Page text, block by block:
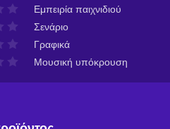
Εμπειρία παιχνιδιού
Σενάριο
Γραφικά
Μουσική υπόκρουση